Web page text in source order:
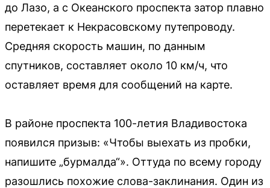
до Лазо, а с Океанского проспекта затор плавно
перетекает к Некрасовскому путепроводу.
Средняя скорость машин, по данным
спутников, составляет около 10 км/ч, что
оставляет время для сообщений на карте.
В районе проспекта 100-летия Владивостока
появился призыв: «Чтобы выехать из пробки,
напишите „бурмалда“». Оттуда по всему городу
разошлись похожие слова-заклинания. Один из